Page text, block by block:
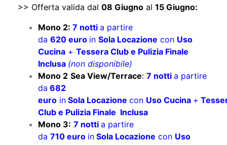
>> Offerta valida dal 08 Giugno al 15 Giugno:
Mono 2: 7 notti a partire
da 620 euro in Sola Locazione con Uso
Cucina + Tessera Club e Pulizia Finale
Inclusa (non disponibile)
Mono 2 Sea View/Terrace: 7 notti a partire
da 682
euro in Sola Locazione con Uso Cucina +
Club e Pulizia Finale Inclusa
Mono 3: 7 notti a partire
da 710 euro in Sola Locazione con Uso